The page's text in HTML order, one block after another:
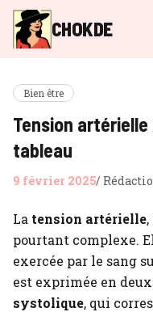
CHOKDE
Bien être
Tension
tableau
9 février 2025/
La tension artérielle
pourtant complexe.
exercée par le sang
est exprimée en
systolique, qui